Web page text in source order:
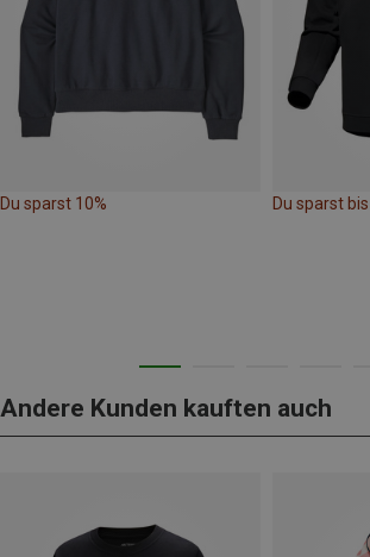
Du sparst 10% Du sparst
Andere Kunden kauften auch